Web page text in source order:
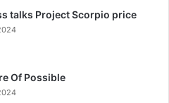
talks Project Scorpio price
Of Possible